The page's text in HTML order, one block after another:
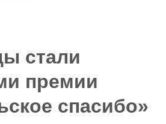
стали
премии
спасибо»